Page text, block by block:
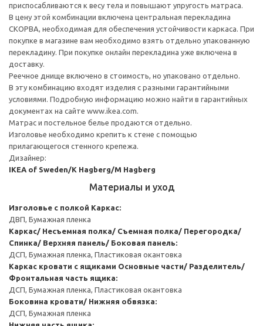
приспосабливаются к весу тела и повышают упругость матраса.
В цену этой комбинации включена центральная перекладина
СКОРВА, необходимая для обеспечения устойчивости каркаса. При
покупке в магазине вам необходимо взять отдельно упакованную
перекладину. При покупке онлайн перекладина уже включена в
доставку.
Реечное днище включено в стоимость, но упаковано отдельно.
В эту комбинацию входят изделия с разными гарантийными
условиями. Подробную информацию можно найти в гарантийных
документах на сайте www.ikea.com.
Матрас и постельное белье продаются отдельно.
Изголовье необходимо крепить к стене с помощью
прилагающегося стенного крепежа.
Дизайнер:
IKEA of Sweden/K Hagberg/M Hagberg
Материалы и уход
Изголовье с полкой Каркас:
ДВП, Бумажная пленка
Каркас/ Несъемная полка/ Съемная полка/ Перегородка/
Спинка/ Верхняя панель/ Боковая панель:
ДСП, Бумажная пленка, Пластиковая окантовка
Каркас кровати с ящиками Основные части/ Разделитель/
Фронтальная часть ящика:
ДСП, Бумажная пленка, Пластиковая окантовка
Боковина кровати/ Нижняя обвязка:
ДСП, Бумажная пленка